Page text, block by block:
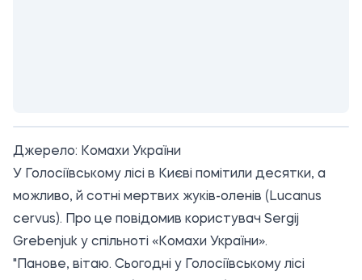
Джерело: Комахи України
У Голосіївському лісі в Києві помітили десятки, а
можливо, й сотні мертвих жуків-оленів (Lucanus
cervus). Про це повідомив користувач Sergij
Grebenjuk у спільноті «Комахи України».
"Панове, вітаю. Сьогодні у Голосіївському лісі